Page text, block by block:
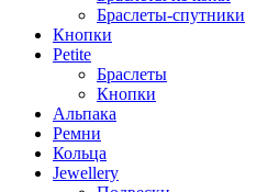
Браслеты-спутники
Кнопки
Petite
Браслеты
Кнопки
Альпака
Ремни
Кольца
Jewellery